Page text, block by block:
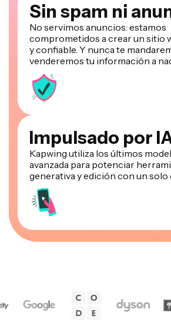
Sin spam ni
No servimos anuncios: estamos
comprometidos a crear un sitio
y confiable. Y nunca te
venderemos tu información a
Impulsado por
Kapwing utiliza los últimos
avanzada para potenciar
generativa y edición con un solo